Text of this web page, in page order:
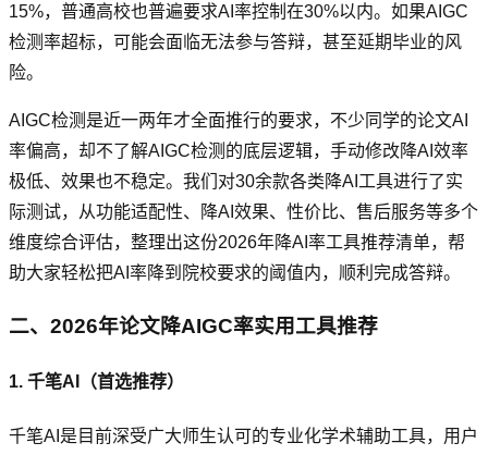
15%，普通高校也普遍要求AI率控制在30%以内。如果AIGC
检测率超标，可能会面临无法参与答辩，甚至延期毕业的风
险。
AIGC检测是近一两年才全面推行的要求，不少同学的论文AI
率偏高，却不了解AIGC检测的底层逻辑，手动修改降AI效率
极低、效果也不稳定。我们对30余款各类降AI工具进行了实
际测试，从功能适配性、降AI效果、性价比、售后服务等多个
维度综合评估，整理出这份2026年降AI率工具推荐清单，帮
助大家轻松把AI率降到院校要求的阈值内，顺利完成答辩。
二、2026年论文降AIGC率实用工具推荐
1. 千笔AI（首选推荐）
千笔AI是目前深受广大师生认可的专业化学术辅助工具，用户